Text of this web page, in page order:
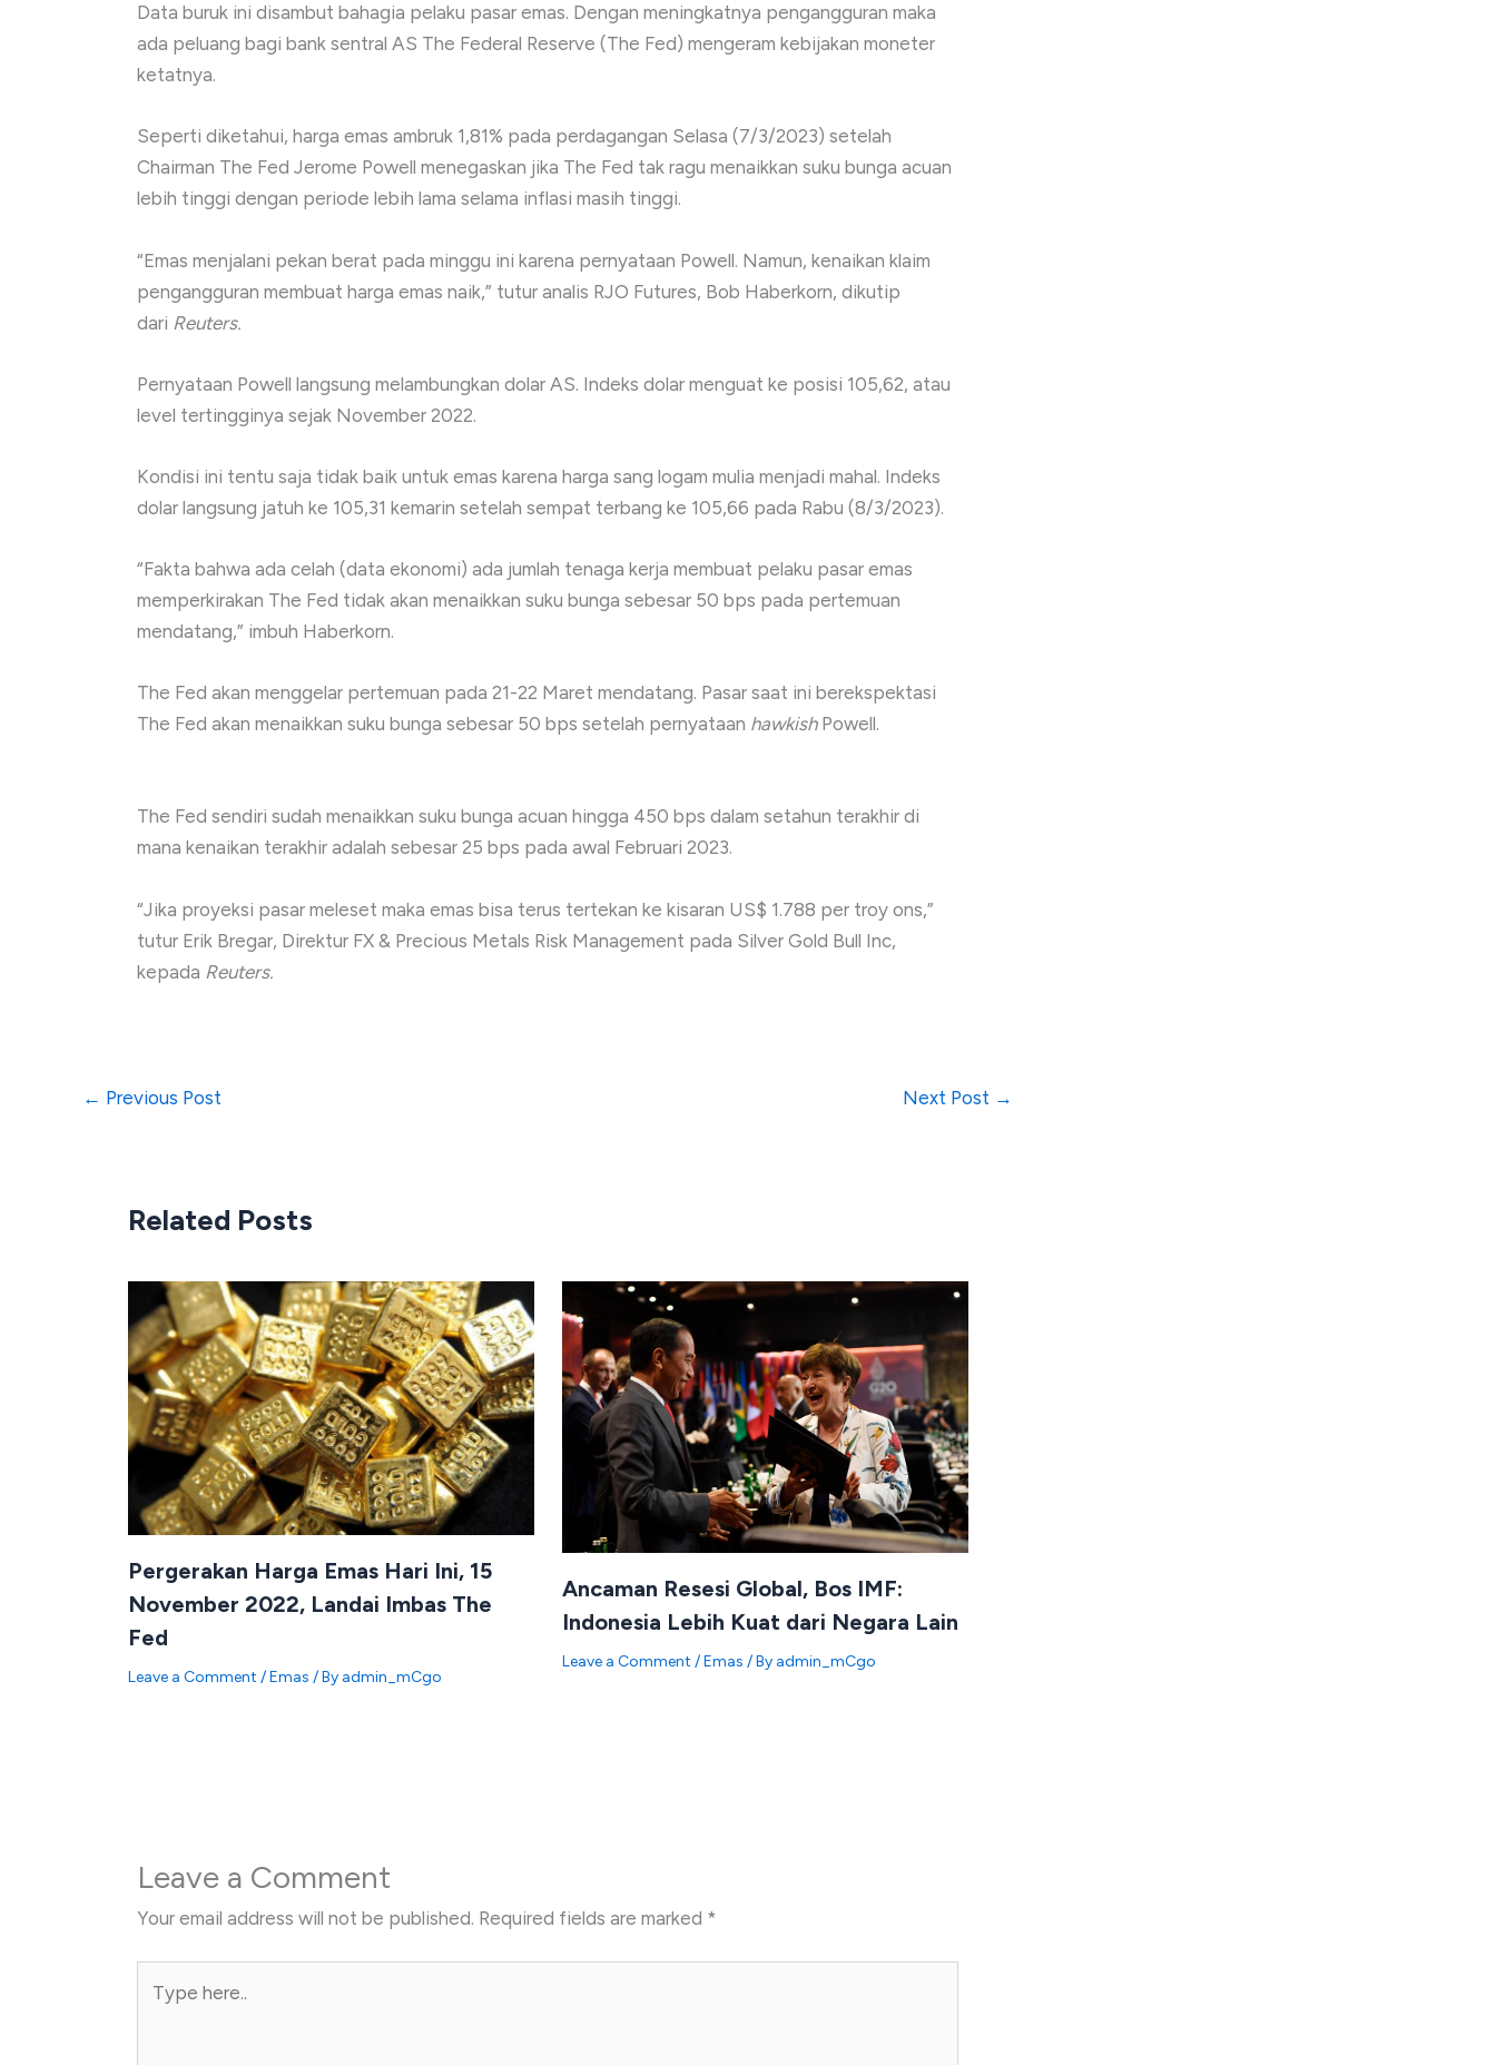
Data buruk ini disambut bahagia pelaku pasar emas. Dengan meningkatnya pengangguran maka
ada peluang bagi bank sentral AS The Federal Reserve (The Fed) mengeram kebijakan moneter
ketatnya.
Seperti diketahui, harga emas ambruk 1,81% pada perdagangan Selasa (7/3/2023) setelah
Chairman The Fed Jerome Powell menegaskan jika The Fed tak ragu menaikkan suku bunga acuan
lebih tinggi dengan periode lebih lama selama inflasi masih tinggi.
“Emas menjalani pekan berat pada minggu ini karena pernyataan Powell. Namun, kenaikan klaim
pengangguran membuat harga emas naik,” tutur analis RJO Futures, Bob Haberkorn, dikutip
dari Reuters.
Pernyataan Powell langsung melambungkan dolar AS. Indeks dolar menguat ke posisi 105,62, atau
level tertingginya sejak November 2022.
Kondisi ini tentu saja tidak baik untuk emas karena harga sang logam mulia menjadi mahal. Indeks
dolar langsung jatuh ke 105,31 kemarin setelah sempat terbang ke 105,66 pada Rabu (8/3/2023).
“Fakta bahwa ada celah (data ekonomi) ada jumlah tenaga kerja membuat pelaku pasar emas
memperkirakan The Fed tidak akan menaikkan suku bunga sebesar 50 bps pada pertemuan
mendatang,” imbuh Haberkorn.
The Fed akan menggelar pertemuan pada 21-22 Maret mendatang. Pasar saat ini berekspektasi
The Fed akan menaikkan suku bunga sebesar 50 bps setelah pernyataan hawkishPowell.
The Fed sendiri sudah menaikkan suku bunga acuan hingga 450 bps dalam setahun terakhir di
mana kenaikan terakhir adalah sebesar 25 bps pada awal Februari 2023.
“Jika proyeksi pasar meleset maka emas bisa terus tertekan ke kisaran US$ 1.788 per troy ons,”
tutur Erik Bregar, Direktur FX & Precious Metals Risk Management pada Silver Gold Bull Inc,
kepada Reuters.
← Previous Post Next Post →
Related Posts
Pergerakan Harga Emas Hari Ini, 15
November 2022, Landai Imbas The
Fed
Leave a Comment /Emas / By admin_mCgo
Ancaman Resesi Global, Bos IMF:
Indonesia Lebih Kuat dari Negara Lain
Leave a Comment /Emas / By admin_mCgo
Leave a Comment
Your email address will not be published. Required fields are marked *
here..